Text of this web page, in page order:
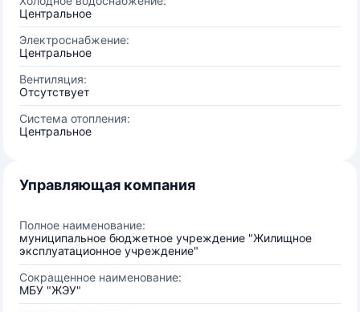
Центральное
Электроснабжение:
Центральное
Вентиляция:
Отсутствует
Система отопления:
Центральное
Управляющая компания
Полное наименование:
муниципальное бюджетное учреждение "Жилищное
эксплуатационное учреждение"
Сокращенное наименование:
МБУ "ЖЭУ"